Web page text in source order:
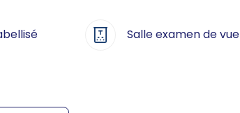
Salle examen de vue